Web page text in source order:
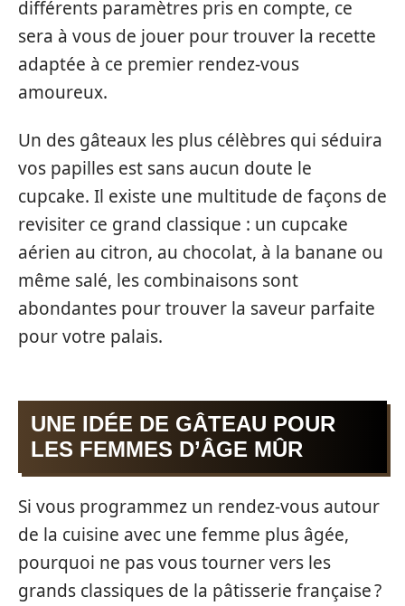
différents paramètres pris en compte, ce
sera à vous de jouer pour trouver la recette
adaptée à ce premier rendez-vous
amoureux.
Un des gâteaux les plus célèbres qui séduira
vos papilles est sans aucun doute le
cupcake. Il existe une multitude de façons de
revisiter ce grand classique : un cupcake
aérien au citron, au chocolat, à la banane ou
même salé, les combinaisons sont
abondantes pour trouver la saveur parfaite
pour votre palais.
UNE IDÉE DE GÂTEAU POUR
LES FEMMES D’ÂGE MÛR
Si vous programmez un rendez-vous autour
de la cuisine avec une femme plus âgée,
pourquoi ne pas vous tourner vers les
grands classiques de la pâtisserie française ?